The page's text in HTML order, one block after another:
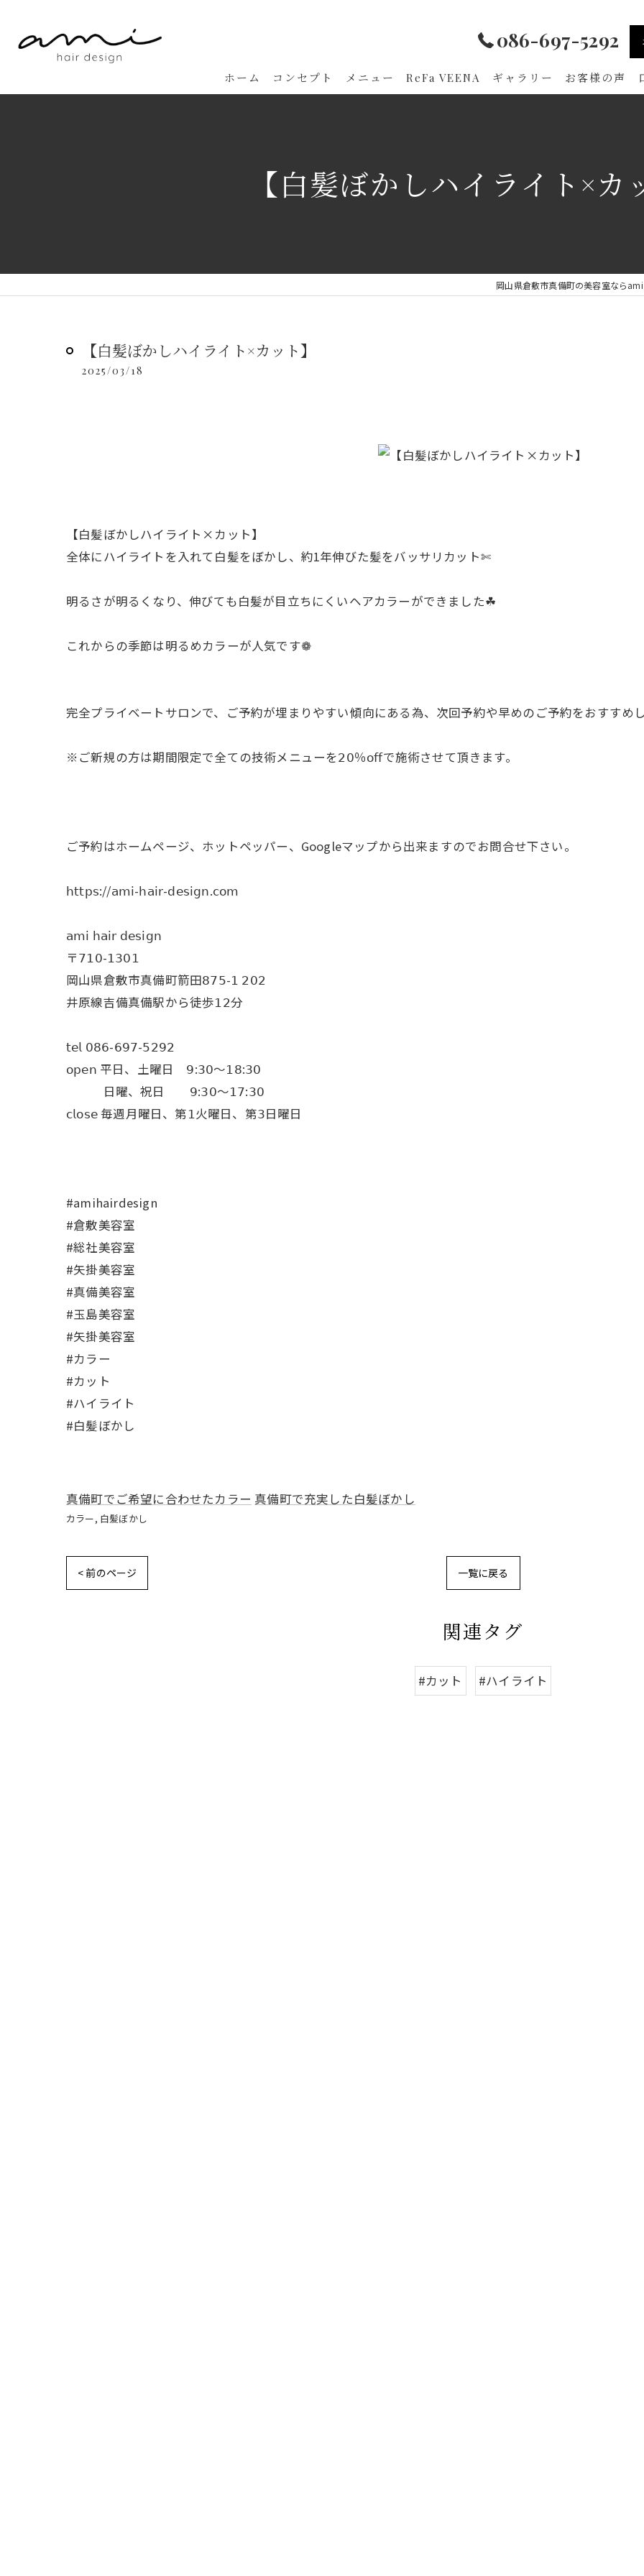
086-697-5292
ホーム コンセプト メニュー ReFa VEENA ギャラリー お客様の声
【白髪ぼかしハイライト×カ
岡山県倉敷市真備町の美容室なら
【白髪ぼかしハイライト×カット】
2025/03/18
【白髪ぼかしハイライト×カット】
全体にハイライトを入れて白髪をぼかし、約1年伸びた髪をバッサリカット✄
明るさが明るくなり、伸びても白髪が目立ちにくいヘアカラーができました☘︎
これからの季節は明るめカラーが人気です❁
完全プライベートサロンで、ご予約が埋まりやすい傾向にある為、次回予約や早めのご予約をおすすめ
※ご新規の方は期間限定で全ての技術メニューを𝟤𝟢％𝗈𝖿𝖿で施術させて頂きます。
ご予約はホームページ、ホットペッパー、Googleマップから出来ますのでお問合せ下さい。
𝗁𝗍𝗍𝗉𝗌://𝖺𝗆𝗂-𝗁𝖺𝗂𝗋-𝖽𝖾𝗌𝗂𝗀𝗇.𝖼𝗈𝗆
𝖺𝗆𝗂 𝗁𝖺𝗂𝗋 𝖽𝖾𝗌𝗂𝗀𝗇
〒𝟩𝟣𝟢-𝟣𝟥𝟢𝟣
岡山県倉敷市真備町箭田𝟪𝟩𝟧-𝟣 𝟤𝟢𝟤
井原線吉備真備駅から徒歩𝟣𝟤分
𝗍𝖾𝗅 𝟢𝟪𝟨-𝟨𝟫𝟩-𝟧𝟤𝟫𝟤
𝗈𝗉𝖾𝗇 平日、土曜日 𝟫:𝟥𝟢〜𝟣𝟪:𝟥𝟢
日曜、祝日 𝟫:𝟥𝟢〜𝟣𝟩:𝟥𝟢
𝖼𝗅𝗈𝗌𝖾 毎週月曜日、第𝟣火曜日、第𝟥日曜日
#amihairdesign
#倉敷美容室
#総社美容室
#矢掛美容室
#真備美容室
#玉島美容室
#矢掛美容室
#カラー
#カット
#ハイライト
#白髪ぼかし
真備町でご希望に合わせたカラー 真備町で充実した白髪ぼかし
カラー 白髪ぼかし
< 前のページ 一覧に戻る
関連タグ
#カット #ハイライト